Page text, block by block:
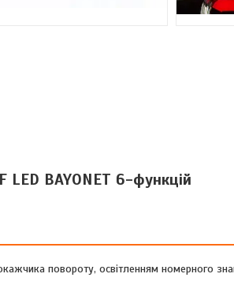
LED BAYONET 6-функцій
повороту, освітленням номерного